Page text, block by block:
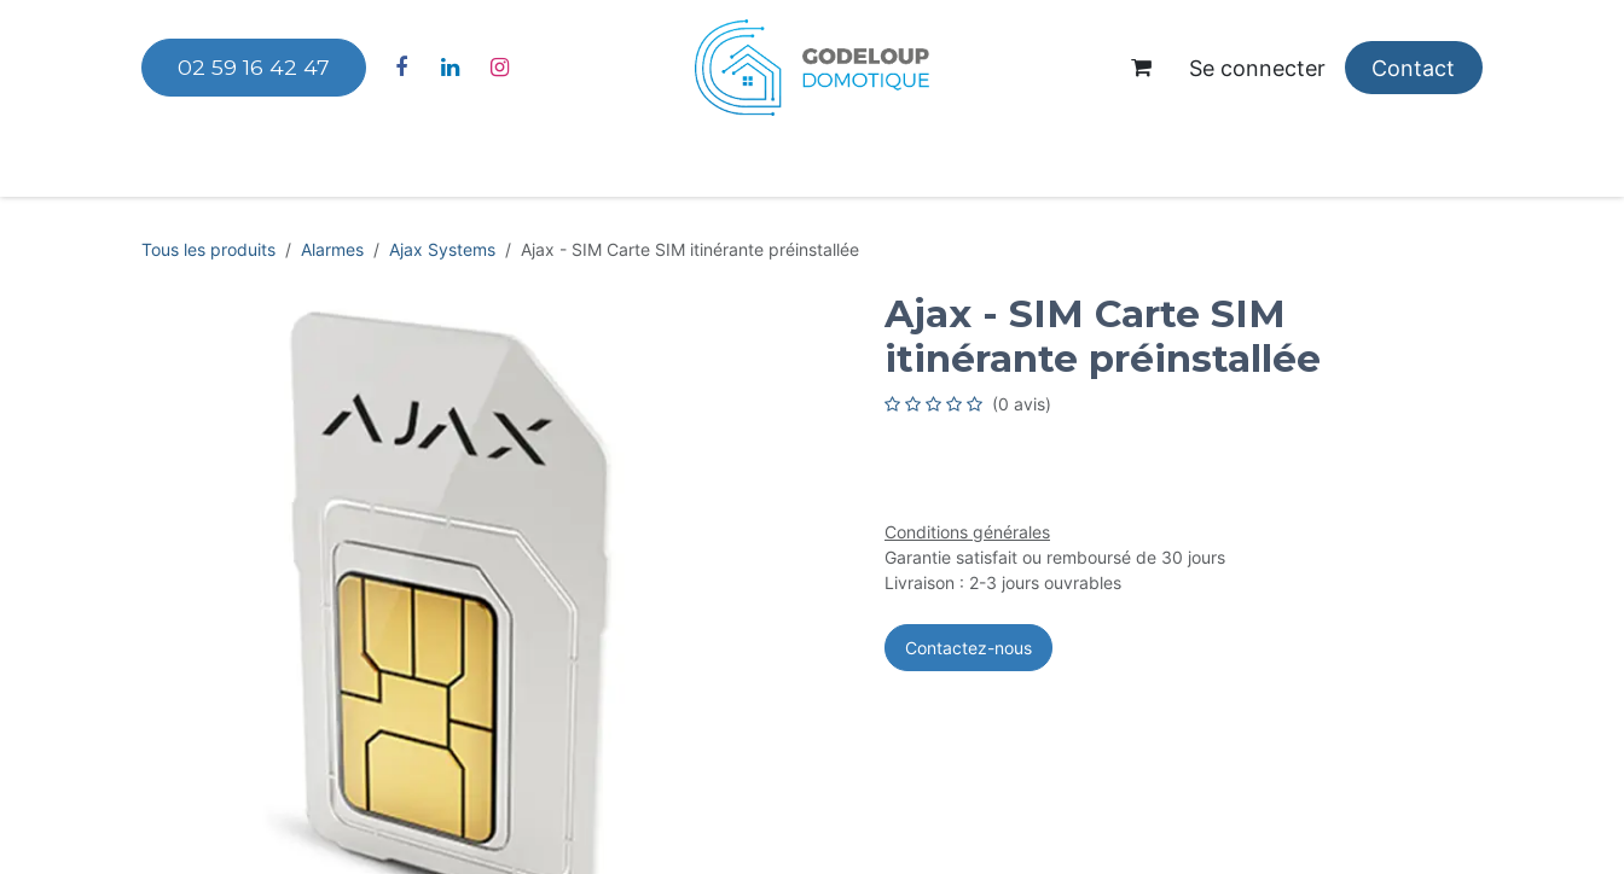
02 59 16 42 47 Se connecter Contact
Tous les produits Alarmes Ajax Systems Ajax - SIM Carte SIM itinérante préinstallée
Ajax - SIM Carte SIM
itinérante préinstallée
(0 avis)
Conditions générales
Garantie satisfait ou remboursé de 30 jours
Livraison : 2-3 jours ouvrables
Contactez-nous